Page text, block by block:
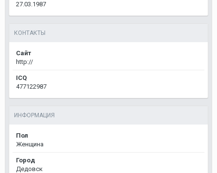
27.03.1987
КОНТАКТЫ
Сайт
http://
ICQ
477122987
ИНФОРМАЦИЯ
Пол
Женщина
Город
Дедовск